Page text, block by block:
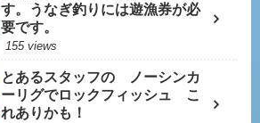
す。うなぎ釣りには遊漁券が必
要です。
155 views
とあるスタッフの ノーシンカ
ーリグでロックフィッシュ こ
れありかも！